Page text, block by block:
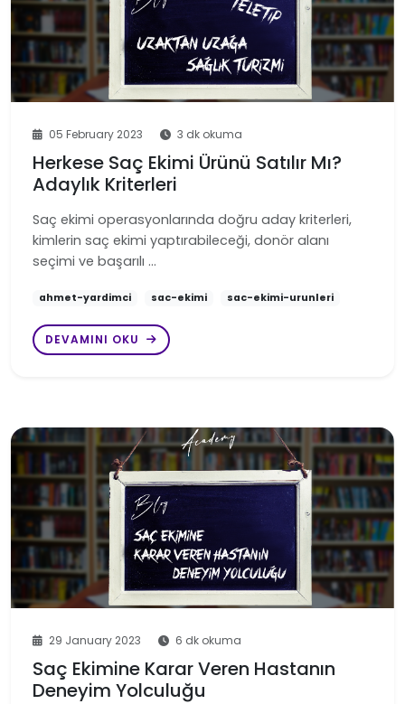
05 February 2023 3 dk okuma
Herkese Saç Ekimi Ürünü Satılır Mı?
Adaylık Kriterleri
Saç ekimi operasyonlarında doğru aday kriterleri,
kimlerin saç ekimi yaptırabileceği, donör alanı
seçimi ve başarılı …
ahmet-yardimci sac-ekimi sac-ekimi-urunleri
DEVAMINI OKU
29 January 2023 6 dk okuma
Saç Ekimine Karar Veren Hastanın
Deneyim Yolculuğu